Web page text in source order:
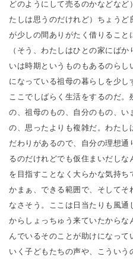
どのようにして売るのかなどな
たしは思うのだけれど）ちょう
が少しの間ありがたく借りるこ
（そう、わたしはひとの家にば
いは時期というものもあるのらし
になっている祖母の暮らしを少
ここでしばらく生活をするのだ
の、祖母のもの、自分のもの、い
の、思ったよりも複雑だ。わたし
だわりがあるので、自分の理想
るのだけれどでも仮住まいだし
を目指すことなく大らかな気持ち
かまぁ、できる範囲で、そしてそ
なさそう。ここは日当たりも風
からしょっちゅう来ていたから
んでいるそのことが助けになっ
いく子どもたちの声や、こういう